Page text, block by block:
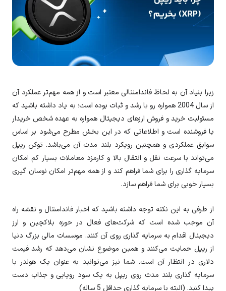
زیرا بنیاد آن به لحاظ فاندامنتالی معتبر است و از همه مهم‌تر عملکرد آن
از سال 2004 همواره رو با رشد و ثبات بوده است؛ به یاد داشته باشید که
مسئولیت خرید و فروش ارزهای دیجیتال همواره به عهده شخص خریدار
یا فروشنده است و اطلاعاتی که در این بخش مطرح می‌شود بر اساس
سوابق عملکردی و همچنین رویکرد بلند مدت آن می‌باشد. توکن ریپل
می‌تواند با سرعت نقل و انتقال بالا و کارمزد معاملات بسیار کم امکان
سرمایه گذاری را برای شما فراهم کند و از همه مهم‌تر امکان نوسان گیری
بسیار خوبی برای شما فراهم سازد.
از طرفی به این نکته توجه داشته باشید که اخبار فاندامنتال و نقشه راه
آن موجب شده است که شرکت‌های فعال در حوزه بلاکچین و ارز
دیجیتال اقدام به سرمایه گذاری روی آن کنند. موسسات مالی بزرگ دنیا
از ریپل حمایت می‌کنند و همین موضوع نشان می‌دهد که رشد قیمت
دلاری در انتظار آن است. شما نیز می‌توانید به عنوان یک هولدر با
سرمایه گذاری بلند مدت روی ریپل به یک سود رویایی و جذاب دست
پیدا کنید. (البته با سرمایه گذاری حداقل 5 ساله)